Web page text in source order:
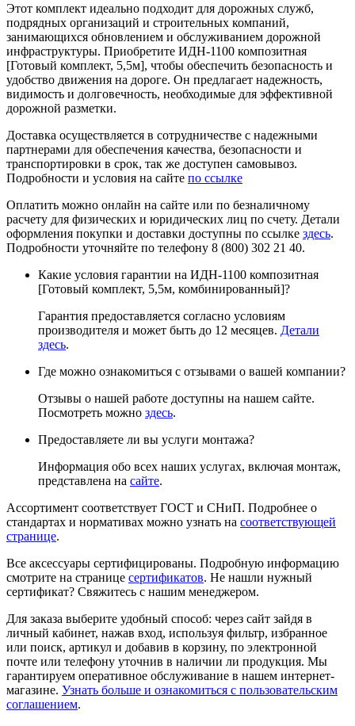
Этот комплект идеально подходит для дорожных служб,
подрядных организаций и строительных компаний,
занимающихся обновлением и обслуживанием дорожной
инфраструктуры. Приобретите ИДН-1100 композитная
[Готовый комплект, 5,5м], чтобы обеспечить безопасность и
удобство движения на дороге. Он предлагает надежность,
видимость и долговечность, необходимые для эффективной
дорожной разметки.
Доставка осуществляется в сотрудничестве с надежными
партнерами для обеспечения качества, безопасности и
транспортировки в срок, так же доступен самовывоз.
Подробности и условия на сайте по ссылке
Оплатить можно онлайн на сайте или по безналичному
расчету для физических и юридических лиц по счету. Детали
оформления покупки и доставки доступны по ссылке здесь.
Подробности уточняйте по телефону 8 (800) 302 21 40.
Какие условия гарантии на ИДН-1100 композитная
[Готовый комплект, 5,5м, комбинированный]?
Гарантия предоставляется согласно условиям
производителя и может быть до 12 месяцев. Детали
здесь.
Где можно ознакомиться с отзывами о вашей компании?
Отзывы о нашей работе доступны на нашем сайте.
Посмотреть можно здесь.
Предоставляете ли вы услуги монтажа?
Информация обо всех наших услугах, включая монтаж,
представлена на сайте.
Ассортимент соответствует ГОСТ и СНиП. Подробнее о
стандартах и нормативах можно узнать на соответствующей
странице.
Все аксессуары сертифицированы. Подробную информацию
смотрите на странице сертификатов. Не нашли нужный
сертификат? Свяжитесь с нашим менеджером.
Для заказа выберите удобный способ: через сайт зайдя в
личный кабинет, нажав вход, используя фильтр, избранное
или поиск, артикул и добавив в корзину, по электронной
почте или телефону уточнив в наличии ли продукция. Мы
гарантируем оперативное обслуживание в нашем интернет-
магазине. Узнать больше и ознакомиться с пользовательским
соглашением.